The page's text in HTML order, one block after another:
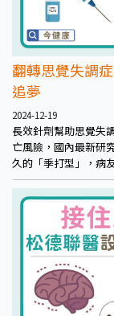
翻轉思覺失調
追夢
2024-12-19
長效針劑幫助思覺失
亡風險，國內最新研
久的「季打型」，病
費用也從10.73萬減